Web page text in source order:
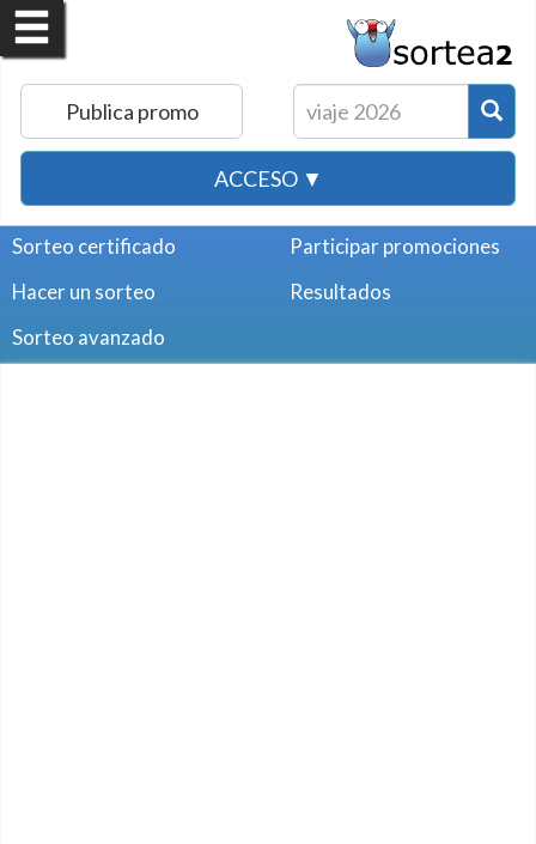
Publica promo
ACCESO ▼
Sorteo certificado
Hacer un sorteo
Sorteo avanzado
Participar promociones
Resultados